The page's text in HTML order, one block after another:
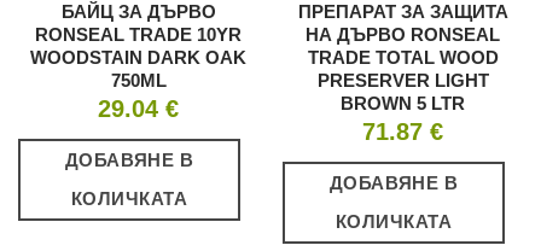
БАЙЦ ЗА ДЪРВО
RONSEAL TRADE 10YR
WOODSTAIN DARK OAK
750ML
29.04 €
ДОБАВЯНЕ В
КОЛИЧКАТА
ПРЕПАРАТ ЗА ЗАЩИТА
НА ДЪРВО RONSEAL
TRADE TOTAL WOOD
PRESERVER LIGHT
BROWN 5 LTR
71.87 €
ДОБАВЯНЕ В
КОЛИЧКАТА